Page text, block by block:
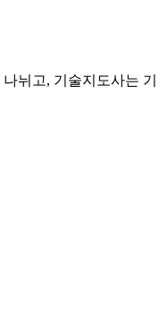
뉘고, 기술지도사는 기